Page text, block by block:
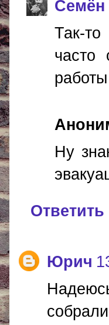
Так-
часто
Ну
Ответить
Юрич